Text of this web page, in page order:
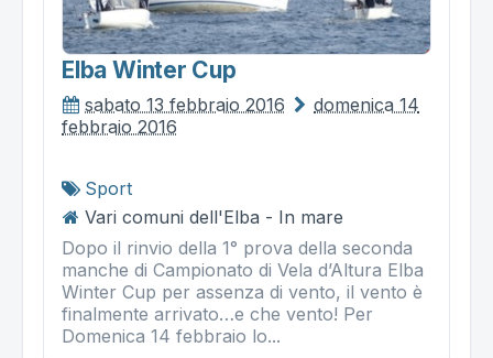
Elba Winter Cup
sabato 13 febbraio 2016
domenica 14
febbraio 2016
Sport
Vari comuni dell'Elba - In mare
Dopo il rinvio della 1° prova della seconda
manche di Campionato di Vela d’Altura Elba
Winter Cup per assenza di vento, il vento è
finalmente arrivato…e che vento! Per
Domenica 14 febbraio lo...